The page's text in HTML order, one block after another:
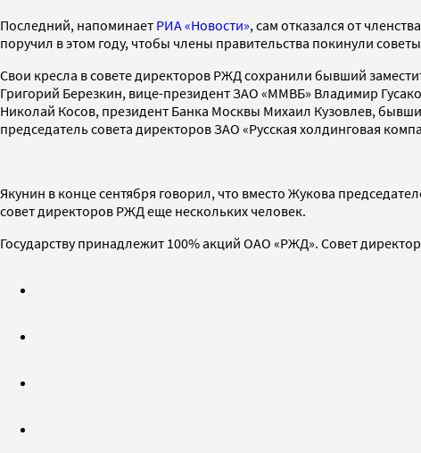
Последний, напоминает РИА «Новости», сам отказался от
поручил в этом году, чтобы члены правительства покинули
Свои кресла в совете директоров РЖД сохранили бывший
Григорий Березкин, вице-президент ЗАО «ММВБ» Владимир
Николай Косов, президент Банка Москвы Михаил Кузовлев,
председатель совета директоров ЗАО «Русская холдинговая
Якунин в конце сентября говорил, что вместо Жукова
совет директоров РЖД еще нескольких человек.
Государству принадлежит 100% акций ОАО «РЖД». Совет